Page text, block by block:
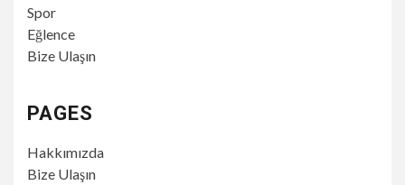
Spor
Eğlence
Bize Ulaşın
PAGES
Hakkımızda
Bize Ulaşın